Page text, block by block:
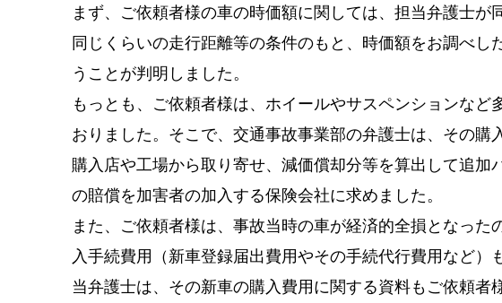
まず、ご依頼者様の車の時価額に関しては、担当弁護士が
同じくらいの走行距離等の条件のもと、時価額をお調べし
うことが判明しました。
もっとも、ご依頼者様は、ホイールやサスペンションなど
おりました。そこで、交通事故事業部の弁護士は、その購
購入店や工場から取り寄せ、減価償却分等を算出して追加
の賠償を加害者の加入する保険会社に求めました。
また、ご依頼者様は、事故当時の車が経済的全損となった
入手続費用（新車登録届出費用やその手続代行費用など）
当弁護士は、その新車の購入費用に関する資料もご依頼者